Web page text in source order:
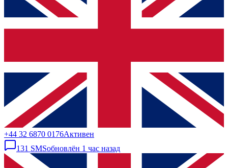
+44 32 6870 0176Активен
131 SMSобновлён 1 час назад